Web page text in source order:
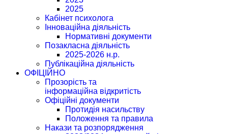
2025
Кабінет психолога
Інноваційна діяльність
Нормативні документи
Позакласна діяльність
2025-2026 н.р.
Публікаційна діяльність
ОФІЦІЙНО
Прозорість та
інформаційна відкритість
Офіційні документи
Протидія насильству
Положення та правила
Накази та розпорядження